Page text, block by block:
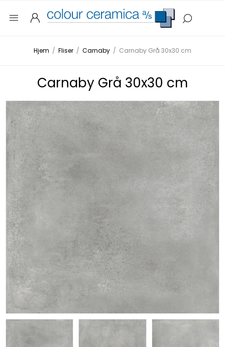
Hjem / Fliser / Carnaby / Carnaby Grå 30x30 cm
Carnaby Grå 30x30 cm